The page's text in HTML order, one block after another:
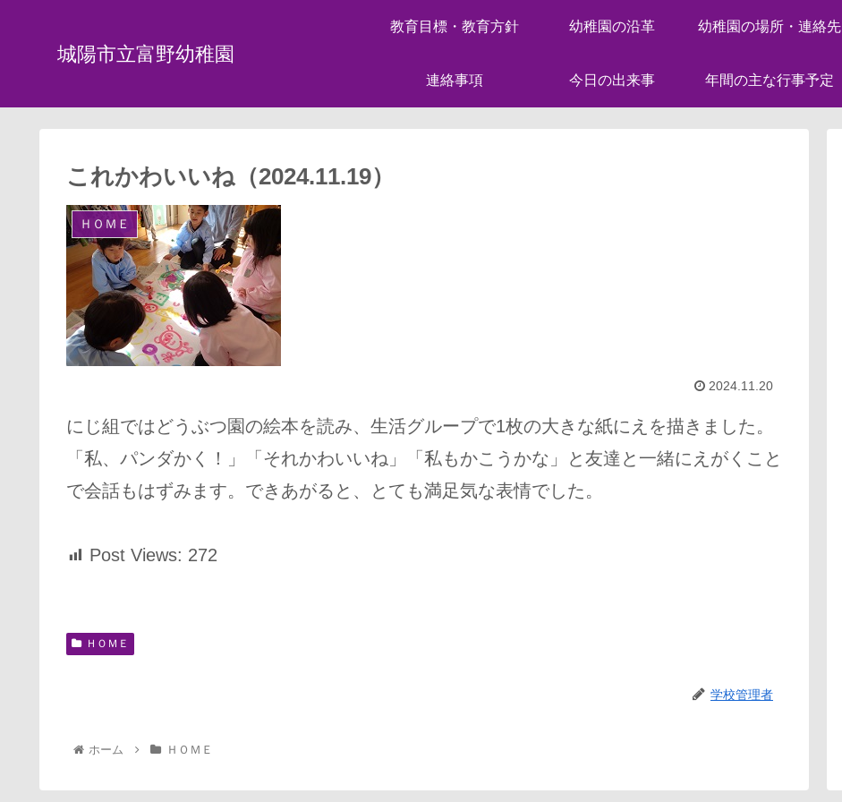
城陽市立富野幼稚園
教育目標・教育方針 幼稚園の沿革 幼稚園の場所・連絡先
連絡事項 今日の出来事 年間の主な行事予定
これかわいいね（2024.11.19）
ＨＯＭＥ
2024.11.20
にじ組ではどうぶつ園の絵本を読み、生活グループで1枚の大きな紙にえを描きました。
「私、パンダかく！」「それかわいいね」「私もかこうかな」と友達と一緒にえがくこと
で会話もはずみます。できあがると、とても満足気な表情でした。
Post Views: 272
ＨＯＭＥ
学校管理者
ホーム ＨＯＭＥ